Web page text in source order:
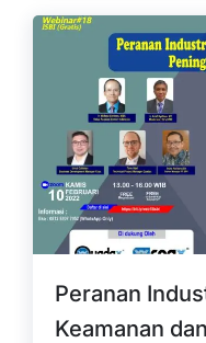
Peranan
Keamanan